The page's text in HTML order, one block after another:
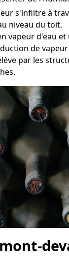
s'infiltre à
niveau du toit.
vapeur d'eau
de
par les